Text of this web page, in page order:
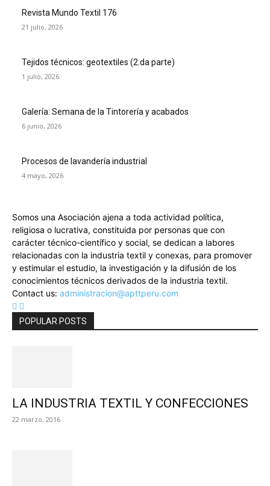
Revista Mundo Textil 176
21 julio, 2026
Tejidos técnicos: geotextiles (2.da parte)
1 julio, 2026
Galería: Semana de la Tintorería y acabados
6 junio, 2026
Procesos de lavandería industrial
4 mayo, 2026
Somos una Asociación ajena a toda actividad política,
religiosa o lucrativa, constituida por personas que con
carácter técnico-científico y social, se dedican a labores
relacionadas con la industria textil y conexas, para promover
y estimular el estudio, la investigación y la difusión de los
conocimientos técnicos derivados de la industria textil.
Contact us: administracion@apttperu.com
POPULAR POSTS
LA INDUSTRIA TEXTIL Y CONFECCIONES
22 marzo, 2016